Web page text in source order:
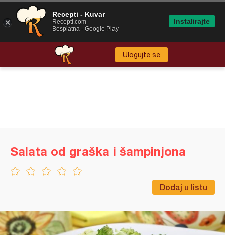
Ulogujte se
Dodaj u listu
Salata od graška i šampinjona
Recepti - Kuvar
Recepti.com
Besplatna - Google Play
Instalirajte